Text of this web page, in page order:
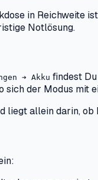
in Reichweite
Notlösung.
➔ Akku findest
sich der Modus mit
liegt allein darin,